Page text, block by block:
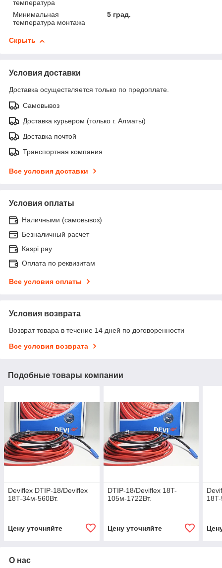
температура
Минимальная
температура монтажа
5 град.
Скрыть
Условия доставки
Доставка осуществляется только по предоплате.
Самовывоз
Доставка курьером (только г. Алматы)
Доставка почтой
Транспортная компания
Все условия доставки
Условия оплаты
Наличными (самовывоз)
Безналичный расчет
Каspi pay
Оплата по реквизитам
Все условия оплаты
Условия возврата
Возврат товара в течение 14 дней по договоренности
Все условия возврата
Подобные товары компании
Deviflex DTIP-18/Deviflex
18T-34м-560Вт.
Цену уточняйте
DTIP-18/Deviflex 18T-
105м-1722Вт.
Цену уточняйте
О нас